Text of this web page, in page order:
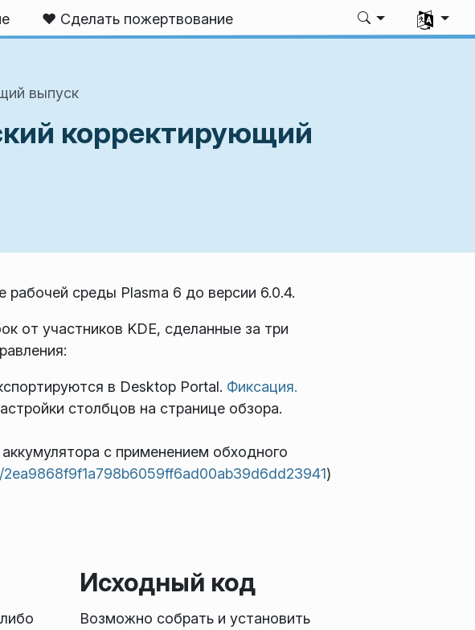
❤️ Сделать пожертвование
Выбрать
выпуск
корректирующий
среды Plasma 6 до версии 6.0.4.
от участников KDE, сделанные за три
в Desktop Portal. Фиксация.
столбцов на странице обзора.
с применением обходного
)
Исходный код
Возможно собрать и установить